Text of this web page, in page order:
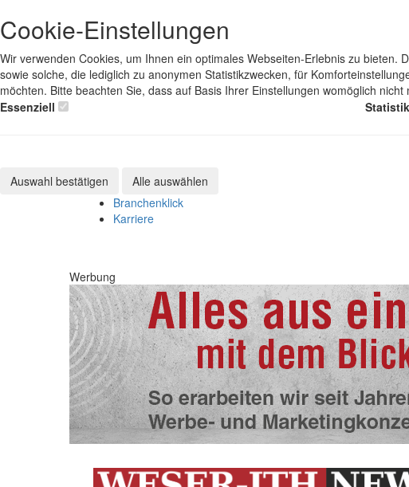
Cookie-Einstellungen
Wir verwenden Cookies, um Ihnen ein optimales Webseiten-Erlebnis zu
sowie solche, die lediglich zu anonymen Statistikzwecken, für
möchten. Bitte beachten Sie, dass auf Basis Ihrer Einstellungen womöglich
Essenziell
Statistik
Auswahl bestätigen
Alle auswählen
Branchenklick
Karriere
Werbung